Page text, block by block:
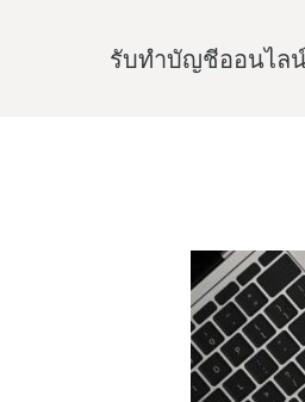
รับทําบัญชีออนไล